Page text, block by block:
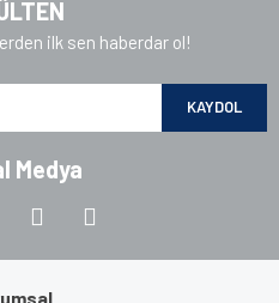
ilk sen haberdar ol!
KAYDOL
Medya